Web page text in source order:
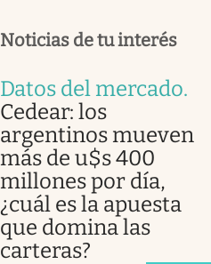
Noticias de tu interés
Datos del mercado.
Cedear: los
argentinos mueven
más de u$s 400
millones por día,
¿cuál es la apuesta
que domina las
carteras?